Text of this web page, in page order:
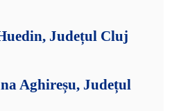
Județul Cluj
Aghireșu, Județul